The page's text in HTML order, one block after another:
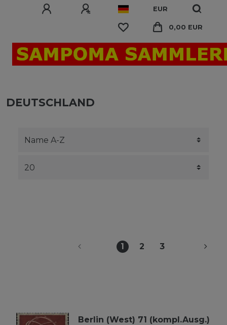
EUR
0,00 EUR
DEUTSCHLAND
1 2 3
Berlin (West) 71 (kompl.Ausg.)